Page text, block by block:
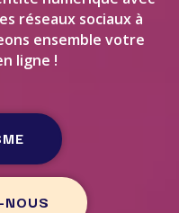
réseaux sociaux à
ensemble votre
ligne !